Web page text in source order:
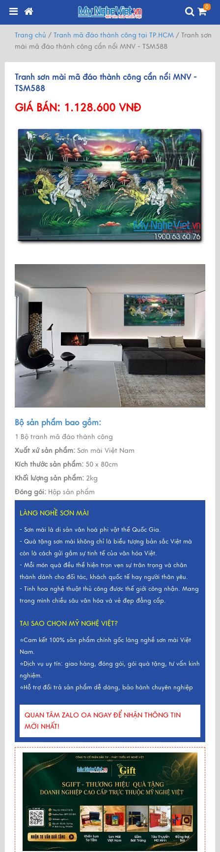
0
Trang chủ / Tranh mã đáo thành công tại TP.HCM / Tranh sơn
mài mã đáo thành công cẩn nổi MNV - TSM588
Tranh sơn mài mã đáo thành công cẩn nổi MNV -
TSM588
GIÁ BÁN: 1.128.600 VNĐ
Bộ sản phẩm bao gồm:
1 Bộ tranh mã đáo thành công
Xuất xứ sản phẩm: Sơn mài Việt Nam
Kích thước sản phẩm: 50 x 80cm
Khối lượng sản phẩm: 2kg
Đóng gói: Hộp sản phẩm
LÀNG NGHỀ SƠN MÀI
- Sơn mài là di sản văn hoá phi vật thể Quốc Gia.
- Quà tặng sơn mài không chỉ là biểu tượng bản sắc Việt mà
còn là cách gửi gắm sự tinh tế của văn hóa Việt.
- Mỗi món quà đều thể hiện trọn vẹn sự trân trọng và chân
thành dành cho đối tác, khách quốc tế hay người thân yêu.
- Tinh hoa nghệ thuật thủ công được thế giới công nhận. Mang
trong mình chiều sâu văn hóa và vẻ đẹp đẳng cấp.
TẠI SAO CHỌN MỸ NGHỆ VIỆT?
⭐Cam kết 100% sản phẩm chính gốc làng nghề sơn mài Việt
Nam.
⭐Dịch vụ uy tín: giao hàng, đóng gói, gói quà tặng, tư vấn kinh
nghiệm.
⭐Hỗ trợ đổi trả sản phẩm dễ dàng, bảo hành chuyên nghiệp
QUAN TÂM ZALO OA NGAY ĐỂ NHẬN THÔNG TIN
MỚI NHẤT!